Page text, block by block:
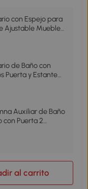
con Espejo para
Ajustable Mueble
de Baño con
Puerta y Estante
cm Blanco
Auxiliar de Baño
con Puerta 2
cm Blanco
al carrito